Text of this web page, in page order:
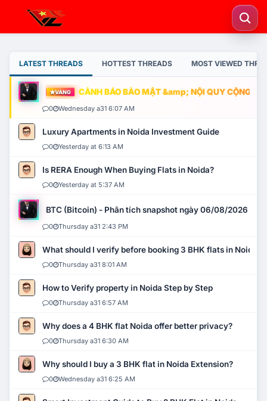
LATEST THREADS HOTTEST THREADS MOST VIEWED
VÀNG CẢNH BÁO BẢO MẬT &amp; NỘI QUY CỘNG
0 Wednesday a31 6:07 AM
Luxury Apartments in Noida Investment Guide
0 Yesterday at 6:13 AM
Is RERA Enough When Buying Flats in Noida?
0 Yesterday at 5:37 AM
BTC (Bitcoin) - Phân tích snapshot ngày 06/08/2026
0 Thursday a31 2:43 PM
What should I verify before booking 3 BHK flats in Noida?
0 Thursday a31 8:01 AM
How to Verify property in Noida Step by Step
0 Thursday a31 6:57 AM
Why does a 4 BHK flat Noida offer better privacy?
0 Thursday a31 6:30 AM
Why should I buy a 3 BHK flat in Noida Extension?
0 Wednesday a31 6:25 AM